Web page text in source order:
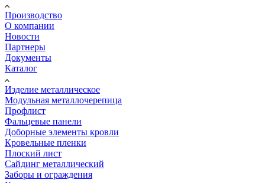
Производство
О компании
Новости
Партнеры
Документы
Каталог
Изделие металлическое
Модульная металлочерепица
Профлист
Фальцевые панели
Доборные элементы кровли
Кровельные пленки
Плоский лист
Сайдинг металлический
Заборы и ограждения